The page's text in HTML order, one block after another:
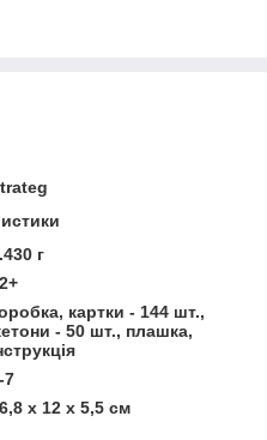
г
картки - 144 шт.,
- 50 шт., плашка,
7
х 12 х 5,5 см